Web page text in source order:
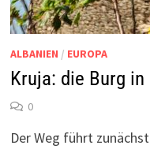
ALBANIEN / EUROPA
Kruja: die Burg in
0
Der Weg führt